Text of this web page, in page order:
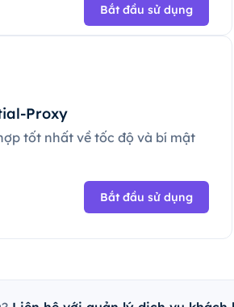
Bắt đầu sử dụng
Proxy
tốt nhất về tốc độ và bí mật
Bắt đầu sử dụng